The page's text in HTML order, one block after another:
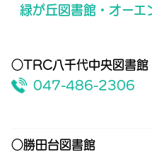
緑が丘図書館・オーエ
○TRC八千代中央図書館
047-486-2306
○勝田台図書館